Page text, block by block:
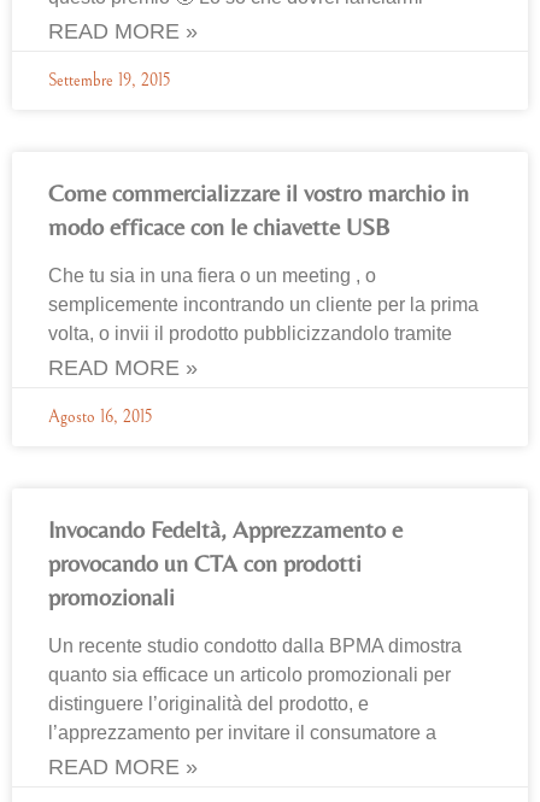
READ MORE »
Settembre 19, 2015
Come commercializzare il vostro marchio in
modo efficace con le chiavette USB
Che tu sia in una fiera o un meeting , o
semplicemente incontrando un cliente per la prima
volta, o invii il prodotto pubblicizzandolo tramite
READ MORE »
Agosto 16, 2015
Invocando Fedeltà, Apprezzamento e
provocando un CTA con prodotti
promozionali
Un recente studio condotto dalla BPMA dimostra
quanto sia efficace un articolo promozionali per
distinguere l’originalità del prodotto, e
l’apprezzamento per invitare il consumatore a
READ MORE »